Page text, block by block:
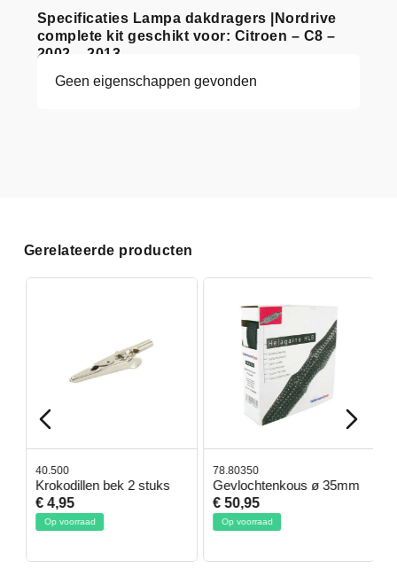
Specificaties Lampa dakdragers |Nordrive
complete kit geschikt voor: Citroen – C8 –
2002 – 2013
Geen eigenschappen gevonden
Gerelateerde producten
40.500
Krokodillen bek 2 stuks
€ 4,95
Op voorraad
78.80350
Gevlochtenkous ø 35mm
€ 50,95
Op voorraad